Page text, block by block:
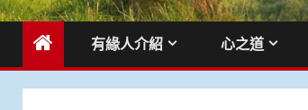
有緣人介紹 心之道